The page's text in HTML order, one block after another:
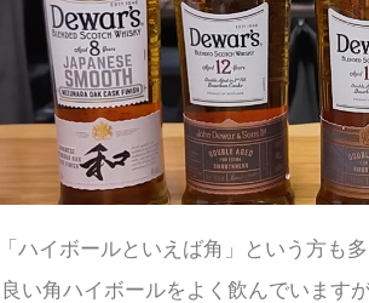
「ハイボールといえば角」という方も
良い角ハイボールをよく飲んでいます